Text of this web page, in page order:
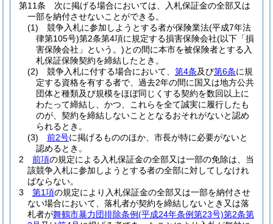
第11条
次に掲げる場合においては、入札保証金の全部又は
一部を納付させないことができる。
(1)
競争入札に参加しようとする者が保険業法(平成7年法
律第105号)第2条第4項に規定する損害保険会社(以下「損
害保険会社」という。)との間に本市を被保険者とする入
札保証保険契約を締結したとき。
(2)
競争入札に付する場合において、 第4条及び第6条に規
定する資格を有する者で、過去2年の間に国又は地方公共
団体と種類及び規模をほぼ同じくする契約を数回以上に
わたって締結し、かつ、これらを全て誠実に履行したも
のが、契約を締結しないこととなるおそれがないと認め
られるとき。
(3)
前2号に掲げるもののほか、市長が特に必要がないと
認めるとき。
2
前項の規定による入札保証金の全部又は一部の免除は、当
該競争入札に参加しようとする者の全部に対してしなけれ
ばならない。
3
第1項の規定により入札保証金の全部又は一部を納付させ
ない場合において、落札者が契約を締結しないとき又は落
札者が舞鶴市暴力団排除条例(平成24年条例第23号)第2条第